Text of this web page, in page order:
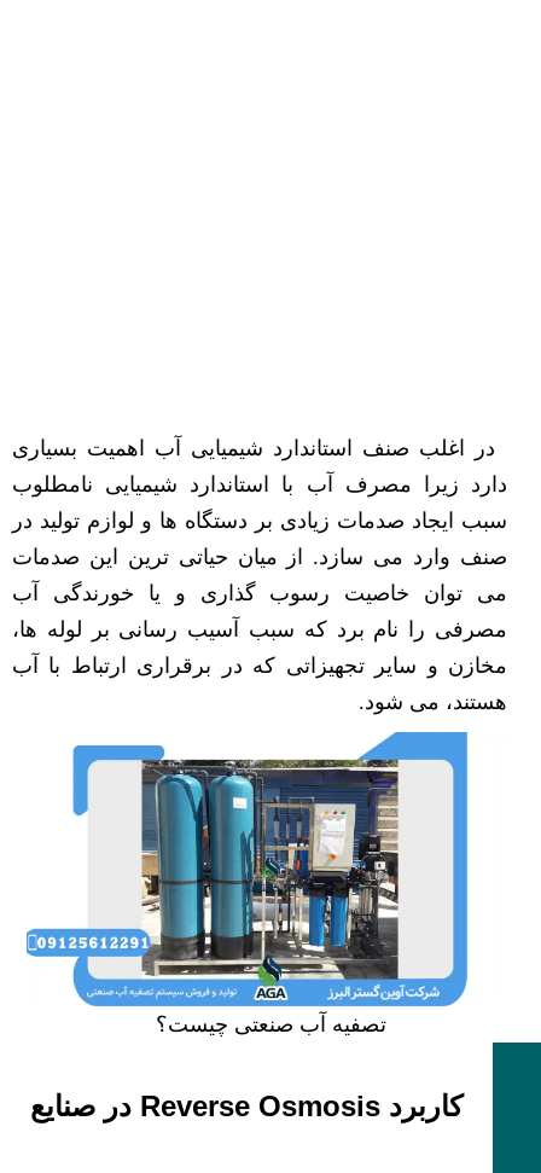
در اغلب صنف استاندارد شیمیایی آب اهمیت بسیاری
دارد زیرا مصرف آب با استاندارد شیمیایی نامطلوب
سبب ایجاد صدمات زیادی بر دستگاه ها و لوازم تولید در
صنف وارد می سازد. از میان حیاتی ترین این صدمات
می توان خاصیت رسوب گذاری و یا خورندگی آب
مصرفی را نام برد که سبب آسیب رسانی بر لوله ها،
مخازن و سایر تجهیزاتی که در برقراری ارتباط با آب
هستند، می شود.
تصفیه آب صنعتی چیست؟
کاربرد Reverse Osmosis در صنایع